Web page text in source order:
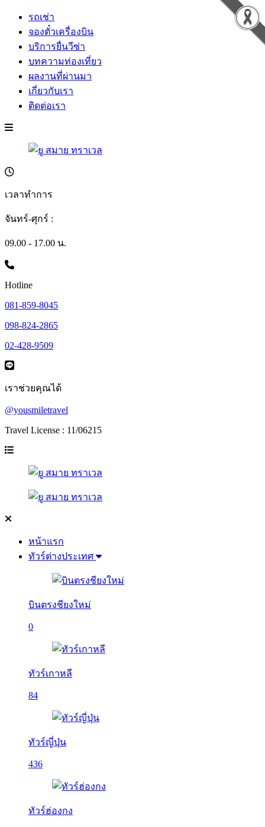
รถเช่า
จองตั๋วเครื่องบิน
บริการยื่นวีซ่า
บทความท่องเที่ยว
ผลงานที่ผ่านมา
เกี่ยวกับเรา
ติดต่อเรา
เวลาทำการ
จันทร์-ศุกร์ :
09.00 - 17.00 น.
Hotline
081-859-8045
098-824-2865
02-428-9509
เราช่วยคุณได้
@yousmiletravel
Travel License : 11/06215
หน้าแรก
ทัวร์ต่างประเทศ
บินตรงชียงใหม่
0
ทัวร์เกาหลี
84
ทัวร์ญี่ปุ่น
436
ทัวร์ฮ่องกง